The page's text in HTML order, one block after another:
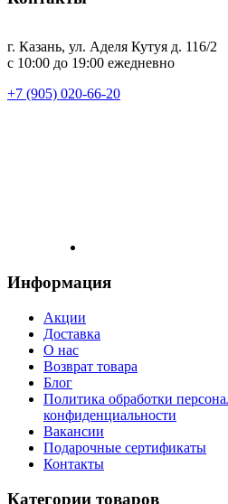
г. Казань, ул. Аделя Кутуя д. 116/2
с 10:00 до 19:00 ежедневно
+7 (905) 020-66-20
Информация
Акции
Доставка
О нас
Возврат товара
Блог
Политика обработки
конфиденциальности
Вакансии
Подарочные сертификаты
Контакты
Категории товаров